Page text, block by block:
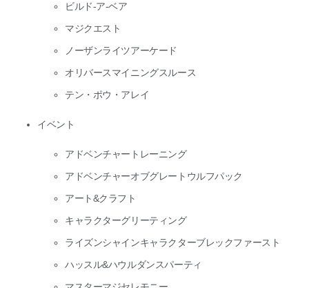
ビルド-ア-ベア
マジクエスト
ノーザンライツアーケード
オリバースマイニングスルース
テン・ポウ・アレイ
イベント
アドベンチャートレーニング
アドベンチャーオブグレートウルフパック
アート&クラフト
キャラクターグリーティング
ライズンシャインキャラクターブレックファースト
ハッスル&ハウルダンスパーティ